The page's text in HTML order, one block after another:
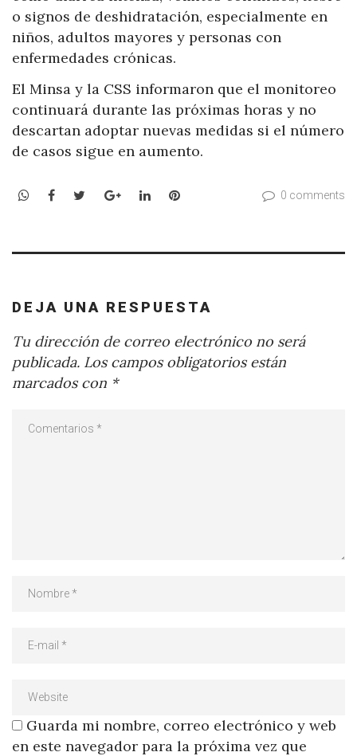
o signos de deshidratación, especialmente en
niños, adultos mayores y personas con
enfermedades crónicas.
El Minsa y la CSS informaron que el monitoreo
continuará durante las próximas horas y no
descartan adoptar nuevas medidas si el número
de casos sigue en aumento.
WhatsApp
Facebook
TwitterGoogle+LinkedInPinterest 0 comments
DEJA UNA RESPUESTA
Tu dirección de correo electrónico no será
publicada. Los campos obligatorios están
marcados con *
Guarda mi nombre, correo electrónico y web
en este navegador para la próxima vez que